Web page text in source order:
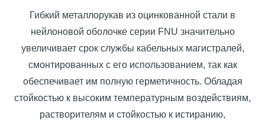
Гибкий металлорукав из оцинкованной стали в
нейлоновой оболочке серии FNU значительно
увеличивает срок службы кабельных магистралей,
смонтированных с его использованием, так как
обеспечивает им полную герметичность. Обладая
стойкостью к высоким температурным воздействиям,
растворителям и стойкостью к истиранию,